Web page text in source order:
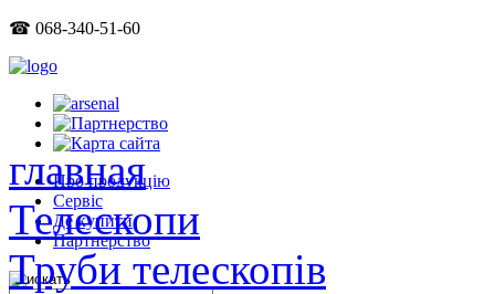
☎ 068-340-51-60
Про продукцію
Сервіс
Де купити
Партнерство
главная
Телескопи
Труби телескопів